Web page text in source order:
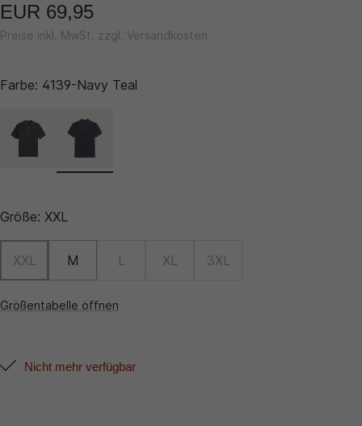
EUR 69,95
Preise inkl. MwSt. zzgl. Versandkosten
Farbe: 4139-Navy Teal
Größe: XXL
XXL M L XL 3XL
Größentabelle öffnen
Nicht mehr verfügbar